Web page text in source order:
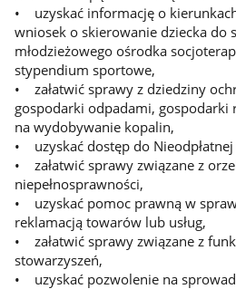
• uzyskać informację o kierunkach
wniosek o skierowanie dziecka do
młodzieżowego ośrodka
stypendium sportowe,
• załatwić sprawy z dziedziny
gospodarki odpadami, gospodarki
na wydobywanie kopalin,
• uzyskać dostęp do
• załatwić sprawy związane z
niepełnosprawności,
• uzyskać pomoc prawną w
reklamacją towarów lub usług,
• załatwić sprawy związane z
stowarzyszeń,
• uzyskać pozwolenie na